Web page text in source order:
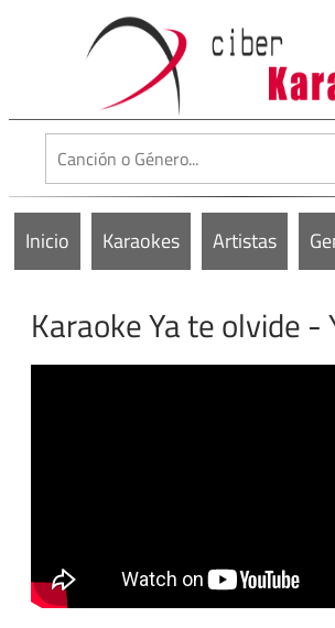
Inicio Karaokes Artistas
Karaoke Ya te olvide -